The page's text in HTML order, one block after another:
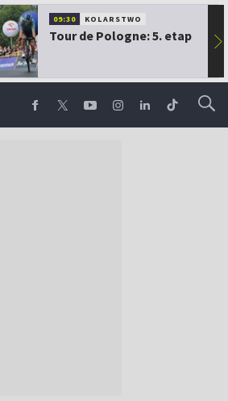
09:30 KOLARSTWO
Tour de Pologne: 5. etap ▶